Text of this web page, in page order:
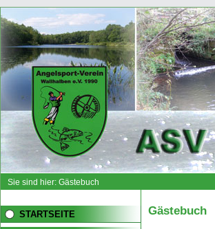
Sie sind hier: Gästebuch
STARTSEITE Gästebuch